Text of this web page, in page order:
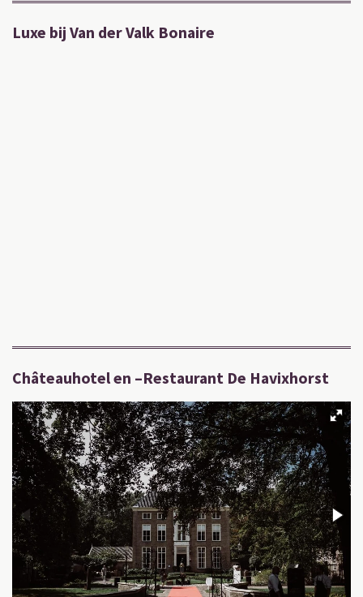
Luxe bij Van der Valk Bonaire
Châteauhotel en –Restaurant De Havixhorst